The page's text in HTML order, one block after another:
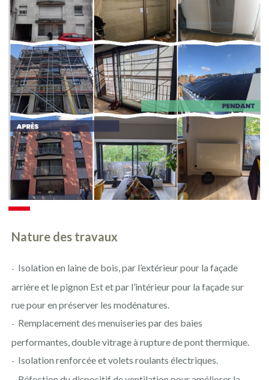
Nature des travaux
Isolation en laine de bois, par l’extérieur pour la façade
arrière et le pignon Est et par l’intérieur pour la façade sur
rue pour en préserver les modénatures.
Remplacement des menuiseries par des baies
performantes, double vitrage à rupture de pont thermique.
Isolation renforcée et volets roulants électriques.